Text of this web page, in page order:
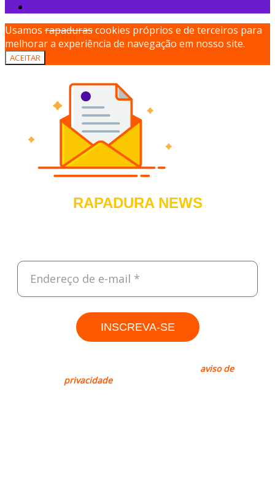
Usamos rapadurascookies próprios e de terceiros para
melhorar a experiência de navegação em nosso site.
ACEITAR
RAPADURA NEWS
INSCREVA-SE
aviso de
privacidadepara mais informações.